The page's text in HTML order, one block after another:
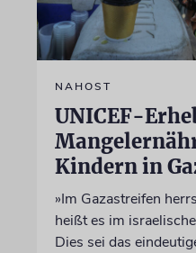
NAHOST
UNICEF-
Kindern in
»Im Gazastreifen
heißt es im
Dies sei das